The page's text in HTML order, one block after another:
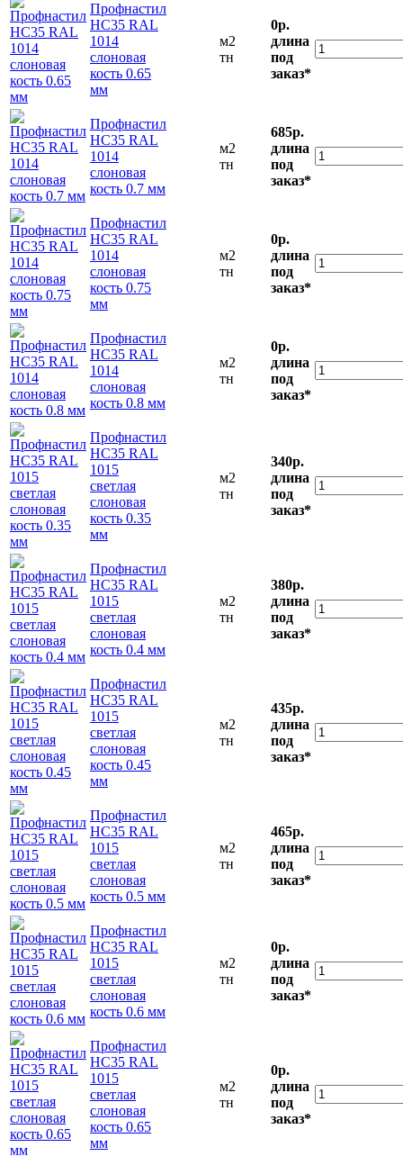
Профнастил
НС35 RAL
1014
слоновая
кость 0.65
мм
м2
тн
0р.
длина
под
заказ*
Профнастил
НС35 RAL
1014
слоновая
кость 0.7 мм
м2
тн
685р.
длина
под
заказ*
Профнастил
НС35 RAL
1014
слоновая
кость 0.75
мм
м2
тн
0р.
длина
под
заказ*
Профнастил
НС35 RAL
1014
слоновая
кость 0.8 мм
м2
тн
0р.
длина
под
заказ*
Профнастил
НС35 RAL
1015
светлая
слоновая
кость 0.35
мм
м2
тн
340р.
длина
под
заказ*
Профнастил
НС35 RAL
1015
светлая
слоновая
кость 0.4 мм
м2
тн
380р.
длина
под
заказ*
Профнастил
НС35 RAL
1015
светлая
слоновая
кость 0.45
мм
м2
тн
435р.
длина
под
заказ*
Профнастил
НС35 RAL
1015
светлая
слоновая
кость 0.5 мм
м2
тн
465р.
длина
под
заказ*
Профнастил
НС35 RAL
1015
светлая
слоновая
кость 0.6 мм
м2
тн
0р.
длина
под
заказ*
Профнастил
НС35 RAL
1015
светлая
слоновая
кость 0.65
мм
м2
тн
0р.
длина
под
заказ*